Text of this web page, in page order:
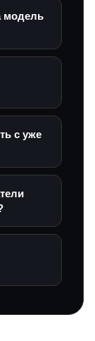
модель
с уже